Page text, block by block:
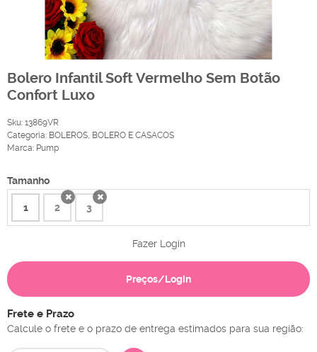
Bolero Infantil Soft Vermelho Sem Botão
Confort Luxo
Sku: 13869VR
Categoria: BOLEROS, BOLERO E CASACOS
Marca: Pump
Tamanho
1 2 3
Fazer Login
Preços/Login
Frete e Prazo
Calcule o frete e o prazo de entrega estimados para sua região: